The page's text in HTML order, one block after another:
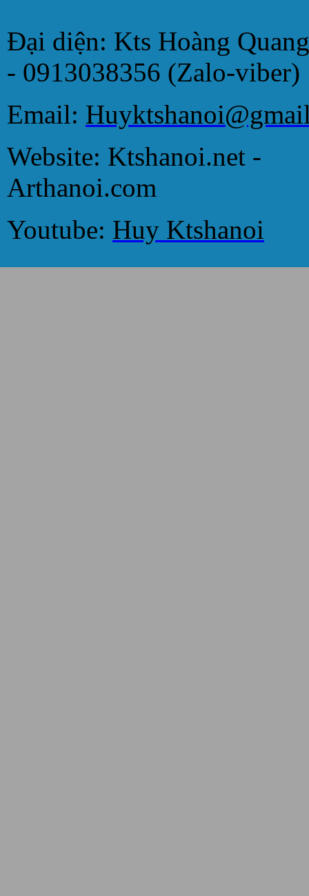
Đại diện: Kts Hoàng
- 0913038356 (Zalo-viber)
Email:
Website: Ktshanoi.net -
Arthanoi.com
Youtube: Huy Ktshanoi